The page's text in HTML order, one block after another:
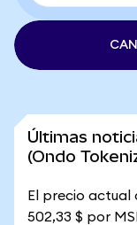
Últimas
(Ondo
El precio actual
502,33 $ por